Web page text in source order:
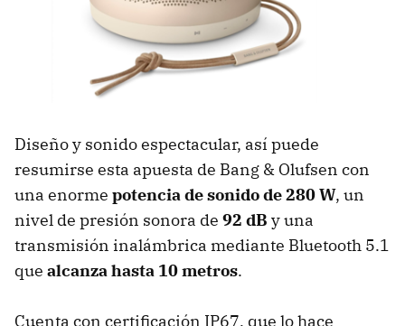
Diseño y sonido espectacular, así puede
resumirse esta apuesta de Bang & Olufsen con
una enorme potencia de sonido de 280 W, un
nivel de presión sonora de 92 dB y una
transmisión inalámbrica mediante Bluetooth 5.1
que alcanza hasta 10 metros.
Cuenta con certificación IP67, que lo hace